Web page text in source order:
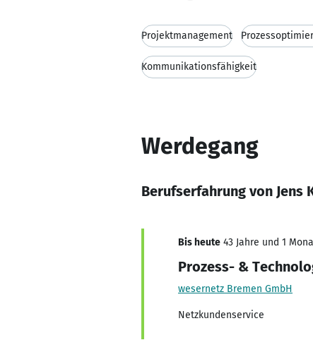
Projektmanagement
Kommunikationsfähigkeit
Werdegang
Berufserfahrung von Jens
Bis heute 43 Jahre und 1
Prozess- &
wesernetz Bremen GmbH
Netzkundenservice